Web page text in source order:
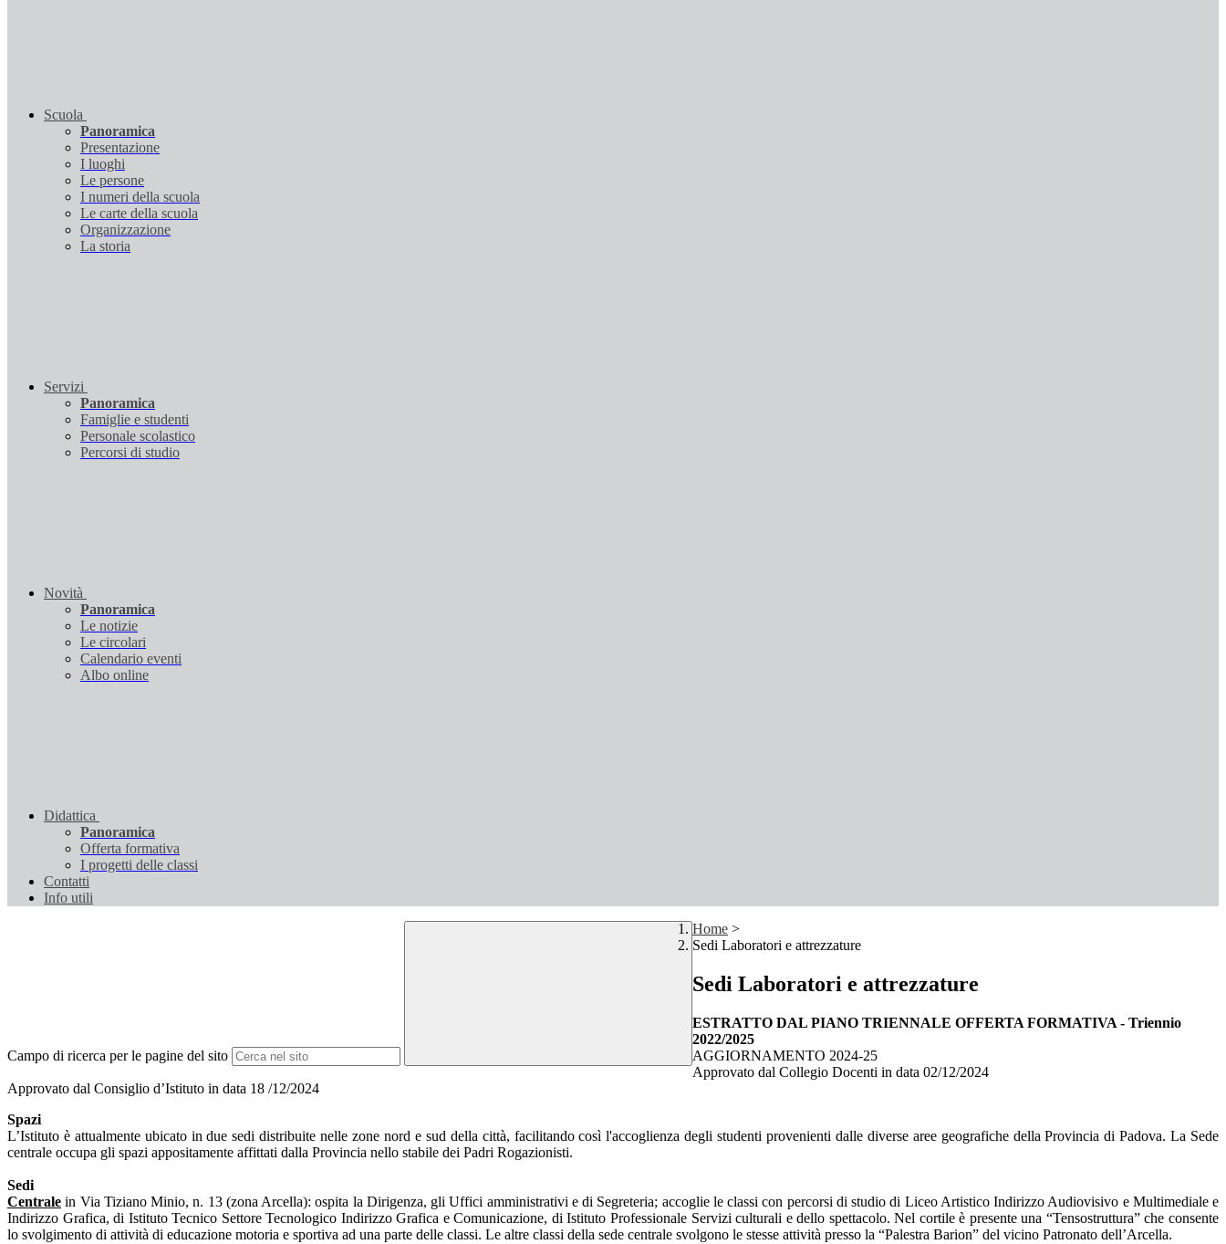
Scuola
Panoramica
Presentazione
I luoghi
Le persone
I numeri della scuola
Le carte della scuola
Organizzazione
La storia
Servizi
Panoramica
Famiglie e studenti
Personale scolastico
Percorsi di studio
Novità
Panoramica
Le notizie
Le circolari
Calendario eventi
Albo online
Didattica
Panoramica
Offerta formativa
I progetti delle classi
Contatti
Info utili
Campo di ricerca per le pagine del sito
Home >
Sedi Laboratori e attrezzature
Sedi Laboratori e attrezzature
ESTRATTO DAL PIANO TRIENNALE OFFERTA FORMATIVA - Triennio
2022/2025
AGGIORNAMENTO 2024-25
Approvato dal Collegio Docenti in data 02/12/2024
Approvato dal Consiglio d’Istituto in data 18 /12/2024
Spazi
L’Istituto è attualmente ubicato in due sedi distribuite nelle zone nord e sud della città, facilitando così l'accoglienza degli studenti provenienti dalle diverse aree geografiche della Provincia di Padova. La Sede
centrale occupa gli spazi appositamente affittati dalla Provincia nello stabile dei Padri Rogazionisti.
Sedi
Centrale in Via Tiziano Minio, n. 13 (zona Arcella): ospita la Dirigenza, gli Uffici amministrativi e di Segreteria; accoglie le classi con percorsi di studio di Liceo Artistico Indirizzo Audiovisivo e Multimediale e
Indirizzo Grafica, di Istituto Tecnico Settore Tecnologico Indirizzo Grafica e Comunicazione, di Istituto Professionale Servizi culturali e dello spettacolo. Nel cortile è presente una “Tensostruttura” che consente
lo svolgimento di attività di educazione motoria e sportiva ad una parte delle classi. Le altre classi della sede centrale svolgono le stesse attività presso la “Palestra Barion” del vicino Patronato dell’Arcella.